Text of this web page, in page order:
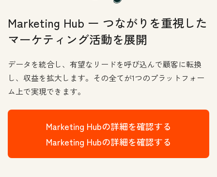
Marketing Hub ー つながりを重視した
マーケティング活動を展開
データを統合し、有望なリードを呼び込んで顧客に転換
し、収益を拡大します。その全てが1つのプラットフォー
ム上で実現できます。
Marketing Hubの詳細を確認する
Marketing Hubの詳細を確認する